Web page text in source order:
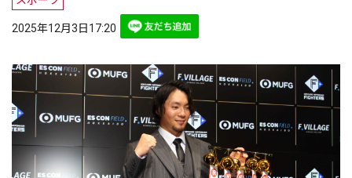
2025年12月3日17:20